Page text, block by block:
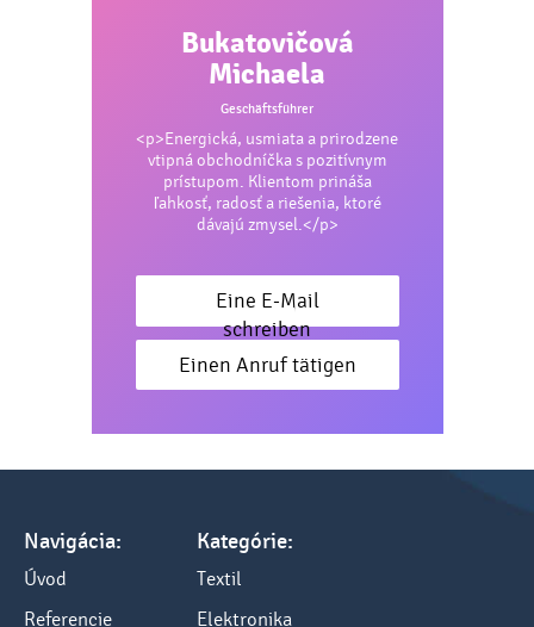
Bukatovičová
Michaela
Geschäftsführer
<p>Energická, usmiata a prirodzene
vtipná obchodníčka s pozitívnym
prístupom. Klientom prináša
ľahkosť, radosť a riešenia, ktoré
dávajú zmysel.</p>
Eine E-Mail
schreiben
Einen Anruf tätigen
Navigácia:
Úvod
Referencie
Kategórie:
Textil
Elektronika